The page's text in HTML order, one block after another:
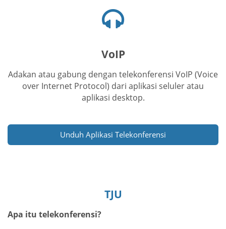
headset
VoIP
Adakan atau gabung dengan telekonferensi VoIP (Voice
over Internet Protocol) dari aplikasi seluler atau
aplikasi desktop.
Unduh Aplikasi Telekonferensi
TJU
Apa itu telekonferensi?